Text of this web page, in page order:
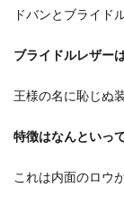
ドバンとブライド
ブライドルレザー
王様の名に恥じぬ
特徴はなんといっ
これは内面のロウ